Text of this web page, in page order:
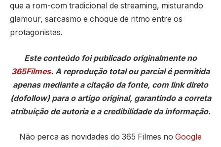
que a rom-com tradicional de streaming, misturando
glamour, sarcasmo e choque de ritmo entre os
protagonistas.
Este conteúdo foi publicado originalmente no
365Filmes. A reprodução total ou parcial é permitida
apenas mediante a citação da fonte, com link direto
(dofollow) para o artigo original, garantindo a correta
atribuição de autoria e a credibilidade da informação.
Não perca as novidades do 365 Filmes no Google